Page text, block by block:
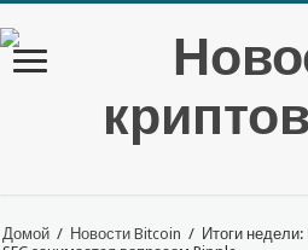
Домой / Новости Bitcoin / Итоги